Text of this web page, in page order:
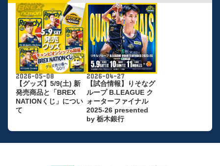
2026-05-08
【グッズ】5/9(土) 新
発売商品と「BREX
NATIONくじ」につい
て
2026-04-27
【試合情報】りそなグ
ループ B.LEAGUE ク
ォーターファイナル
2025-26 presented
by 栃木銀行